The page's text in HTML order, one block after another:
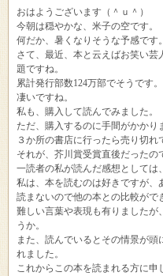
おはようございます（＾ｕ＾）
今朝は穏やかな、米子の空です。
何だか、暑くなりそうな予感です。
さて、最近、本と云えばお笑い
題ですね。
累計発行部数124万部でそうです。
凄いですね。
私も、購入して読んでみました。
ただ、購入するのに手間がかかり
３か所の書店に行ったら売り切れ
それが、芥川賞受賞直後だったの
一読者の私が読んだ感想としては
私は、本を読むのは好きですが、
読まないので他の本との比較がで
難しい言葉や表現も有りましたが
うか。
また、読んでいるとその情景が
れました。
これからこの本を読まれる方に申